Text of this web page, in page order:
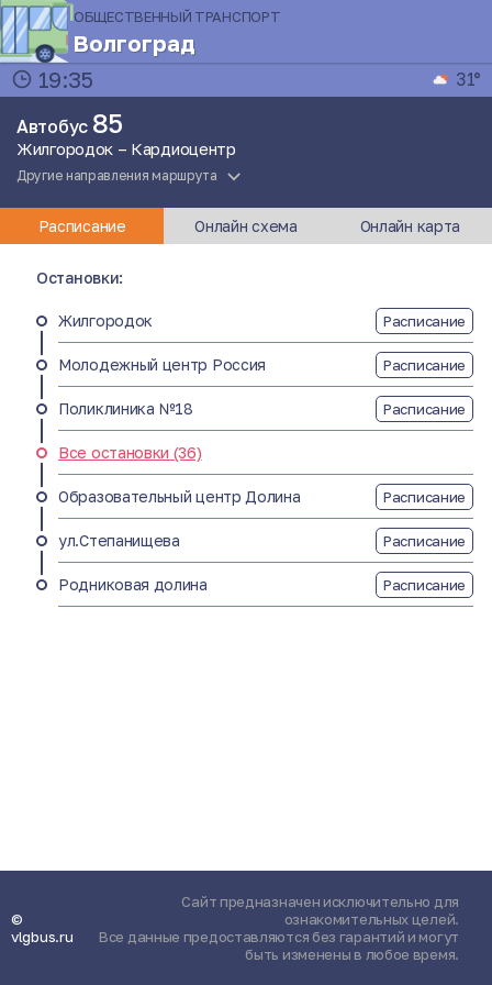
ОБЩЕСТВЕННЫЙ ТРАНСПОРТ
Волгоград
19:35
31°
Автобус 85
Жилгородок – Кардиоцентр
Другие направления маршрута
Расписание Онлайн схема Онлайн карта
Остановки:
Жилгородок Расписание
Молодежный центр Россия Расписание
Поликлиника №18 Расписание
Все остановки (36)
Образовательный центр Долина Расписание
ул.Степанищева Расписание
Родниковая долина Расписание
©
vlgbus.ru
Сайт предназначен исключительно для
ознакомительных целей.
Все данные предоставляются без гарантий и могут
быть изменены в любое время.